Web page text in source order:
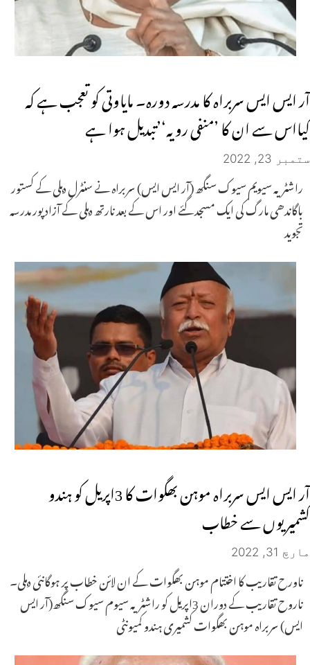
آر ایس ایس سربراہ کا مدرسہ دورہ۔ مایاوتی کو تعجب ہے کہ
کیااس سے ان کا ’منفی رویہ‘’تبدیل ہوا ہے
ستمبر 23, 2022
راشٹریہ سیویم سیوک سنگھ (آر ایس ایس) سربراہ نے سنٹرل دہلی کے کستور
باگاندھی مارگ کی ایک مسجد گئے اور اس کے بعد نارتھ دہلی کے آزاد پور مدرسہ
تجوید
آر ایس ایس سربراہ موہن بھگوات کا 3اپریل کو ہندو
کشمیریوں سے خطاب
مارچ 31, 2022
ناورح تقاریب کا اختتام موہن بھگوات کے ان لائن خطاب پر ہوگانئی دہلی۔
ناروح تقاریب کے دوران 3اپریل کو راشٹریہ سیوم سیوک سنگھ(آر ایس
ایس) سربراہ موہن بھگوات کشمیری ہندو کمیونٹی